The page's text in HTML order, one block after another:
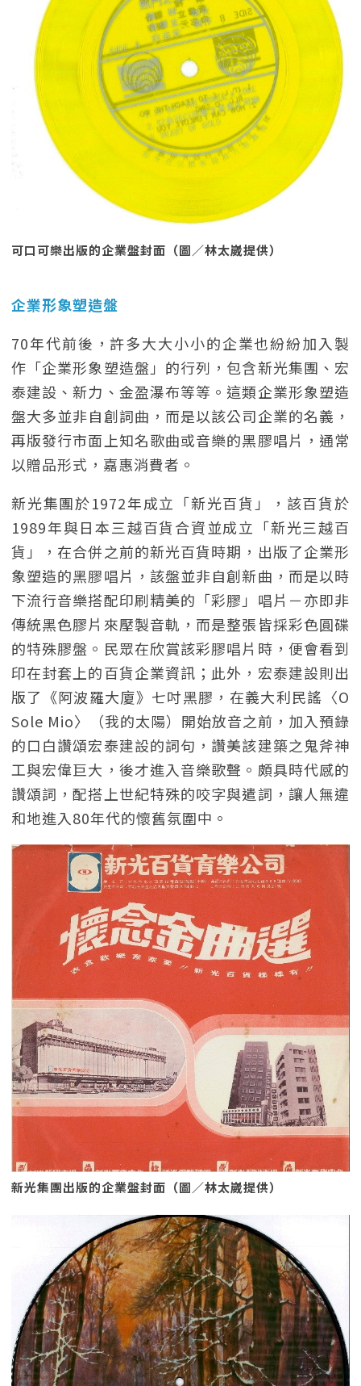
可口可樂出版的企業盤封面（圖／林太崴提供）
企業形象塑造盤
70年代前後，許多大大小小的企業也紛紛加入製
作「企業形象塑造盤」的行列，包含新光集團、宏
泰建設、新力、金盈瀑布等等。這類企業形象塑造
盤大多並非自創詞曲，而是以該公司企業的名義，
再版發行市面上知名歌曲或音樂的黑膠唱片，通常
以贈品形式，嘉惠消費者。
新光集團於1972年成立「新光百貨」，該百貨於
1989年與日本三越百貨合資並成立「新光三越百
貨」，在合併之前的新光百貨時期，出版了企業形
象塑造的黑膠唱片，該盤並非自創新曲，而是以時
下流行音樂搭配印刷精美的「彩膠」唱片－亦即非
傳統黑色膠片來壓製音軌，而是整張皆採彩色圓碟
的特殊膠盤。民眾在欣賞該彩膠唱片時，便會看到
印在封套上的百貨企業資訊；此外，宏泰建設則出
版了《阿波羅大廈》七吋黑膠，在義大利民謠〈O
Sole Mio〉（我的太陽）開始放音之前，加入預錄
的口白讚頌宏泰建設的詞句，讚美該建築之鬼斧神
工與宏偉巨大，後才進入音樂歌聲。頗具時代感的
讚頌詞，配搭上世紀特殊的咬字與遣詞，讓人無違
和地進入80年代的懷舊氛圍中。
新光集團出版的企業盤封面（圖／林太崴提供）